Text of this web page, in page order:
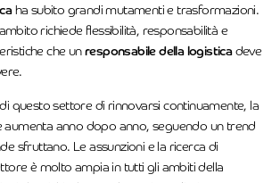
ha subito grandi mutamenti e trasformazioni.
richiede flessibilità, responsabilità e
che un responsabile della logisticadeve
questo settore di rinnovarsi continuamente, la
aumenta anno dopo anno, seguendo un trend
sfruttano. Le assunzioni e la ricerca di
è molto ampia in tutti gli ambiti della